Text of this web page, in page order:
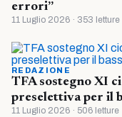
errori”
11 Luglio 2026 · 353 letture
REDAZIONE
TFA sostegno XI
preselettiva per il
11 Luglio 2026 · 506 letture